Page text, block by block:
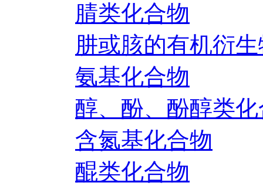
腈类化合物
肼或胲的有机衍
氨基化合物
醇、酚、酚醇类
含氮基化合物
醌类化合物